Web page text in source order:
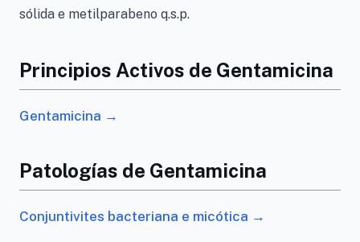
sólida e metilparabeno q.s.p.
Principios Activos de Gentamicina
Gentamicina →
Patologías de Gentamicina
Conjuntivites bacteriana e micótica →